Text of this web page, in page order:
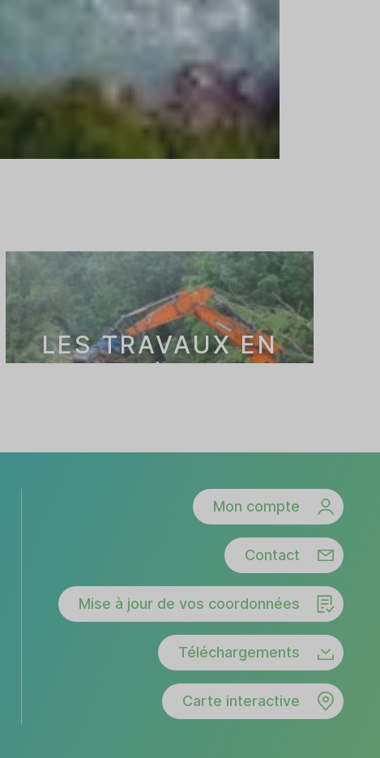
LES TRAVAUX EN
Mon compte
Contact
Mise à jour de vos coordonnées
Téléchargements
Carte interactive